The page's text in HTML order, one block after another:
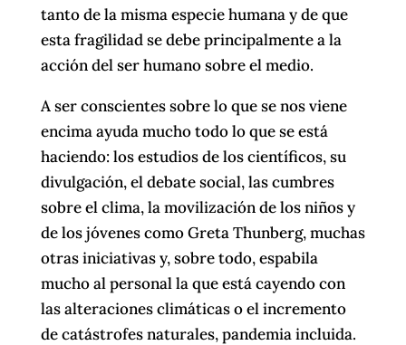
tanto de la misma especie humana y de que
esta fragilidad se debe principalmente a la
acción del ser humano sobre el medio.
A ser conscientes sobre lo que se nos viene
encima ayuda mucho todo lo que se está
haciendo: los estudios de los científicos, su
divulgación, el debate social, las cumbres
sobre el clima, la movilización de los niños y
de los jóvenes como Greta Thunberg, muchas
otras iniciativas y, sobre todo, espabila
mucho al personal la que está cayendo con
las alteraciones climáticas o el incremento
de catástrofes naturales, pandemia incluida.